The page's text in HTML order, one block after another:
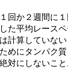
回か２週間に
た平均レース
計算していな
めにタンパク
対にしないこ